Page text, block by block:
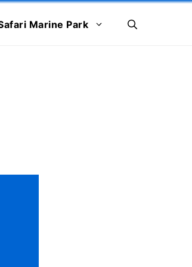
Marine Park